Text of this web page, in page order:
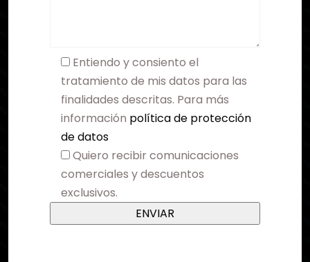
Entiendo y consiento el
tratamiento de mis datos para las
finalidades descritas. Para más
información política de protección
de datos
Quiero recibir comunicaciones
comerciales y descuentos
exclusivos.